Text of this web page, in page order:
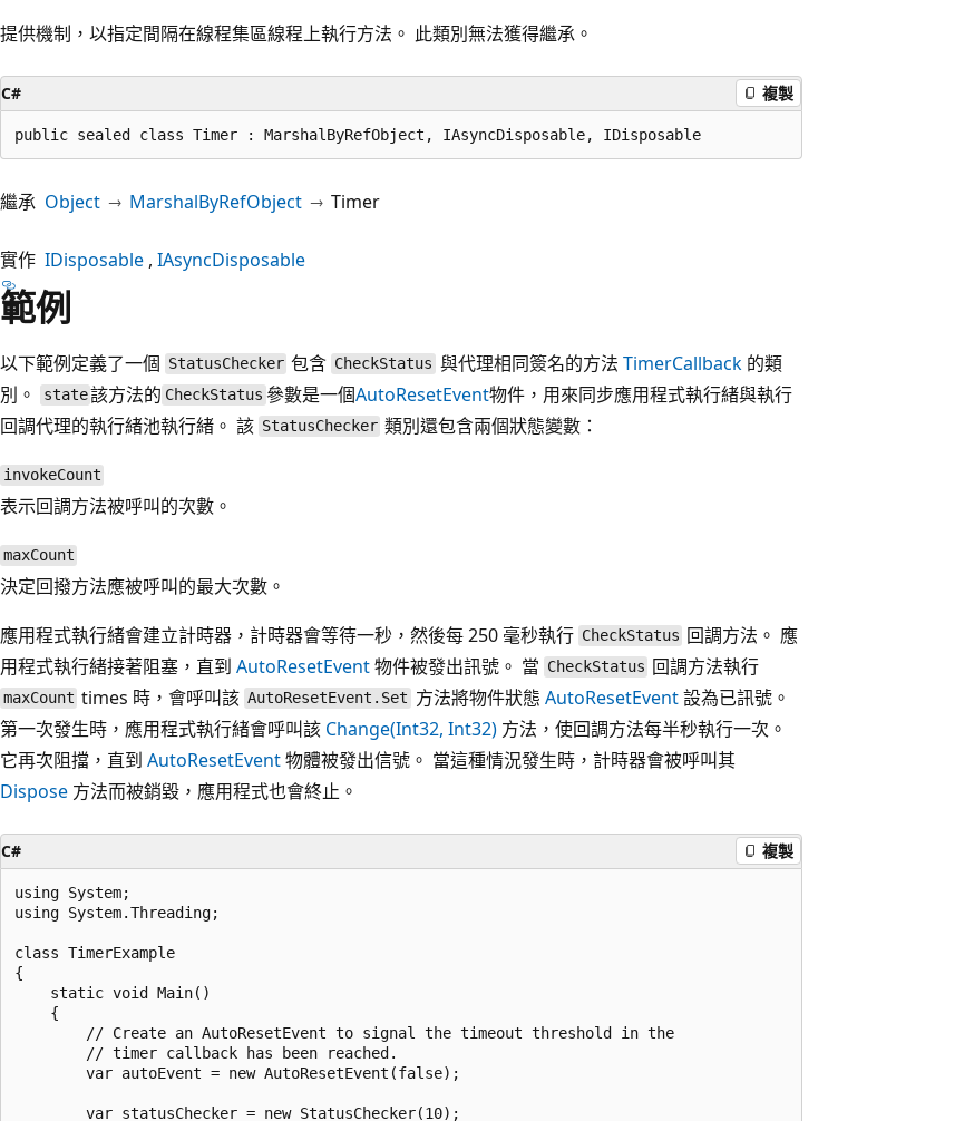
提供機制，以指定間隔在線程集區線程上執行方法。 此類別無法獲得繼承。
C# 複製
public sealed class Timer : MarshalByRefObject, IAsyncDisposable, IDisposable
繼承 Object MarshalByRefObject Timer
實作 IDisposable IAsyncDisposable
範例
以下範例定義了一個 StatusChecker 包含 CheckStatus 與代理相同簽名的方法 TimerCallback的類
別。
state該方法的 CheckStatus 參數是一個AutoResetEvent物件，用來同步應用程式執行緒與執行
回調代理的執行緒池執行緒。 該 StatusChecker 類別還包含兩個狀態變數：
invokeCount
表示回調方法被呼叫的次數。
maxCount
決定回撥方法應被呼叫的最大次數。
應用程式執行緒會建立計時器，計時器會等待一秒，然後每 250 毫秒執行 CheckStatus 回調方法。 應
用程式執行緒接著阻塞，直到 AutoResetEvent物件被發出訊號。 當 CheckStatus 回調方法執行
maxCount times 時，會呼叫該 AutoResetEvent.Set 方法將物件狀態 AutoResetEvent設為已訊號。
第一次發生時，應用程式執行緒會呼叫該 Change(Int32, Int32) 方法，使回調方法每半秒執行一次。
它再次阻擋，直到 AutoResetEvent物體被發出信號。 當這種情況發生時，計時器會被呼叫其
Dispose 方法而被銷毀，應用程式也會終止。
C# 複製
using System;
using System.Threading;
class TimerExample
{
    static void Main()
    {
        // Create an AutoResetEvent to signal the timeout threshold in the
        // timer callback has been reached.
        var autoEvent = new AutoResetEvent(false);
        var statusChecker = new StatusChecker(10);